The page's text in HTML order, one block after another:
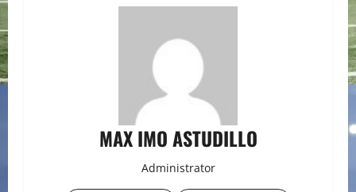
MAX IMO ASTUDILLO
Administrator